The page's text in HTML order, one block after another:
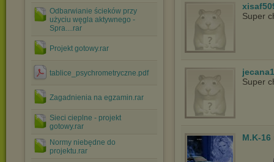
Odbarwianie ścieków przy
użyciu węgla aktywnego -
Spra....rar
Projekt gotowy.rar
tablice_psychrometryczne.pdf
Zagadnienia na egzamin.rar
Sieci cieplne - projekt
gotowy.rar
Normy niebędne do
projektu.rar
Super
Super
M.K-16